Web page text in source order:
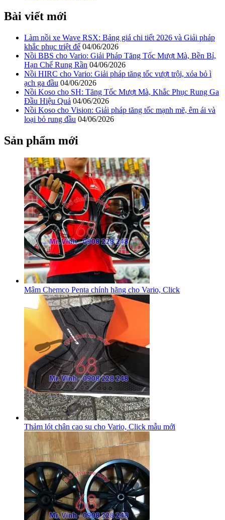
Bài viết mới
Làm nồi xe Wave RSX: Bảng giá chi tiết 2026 và Giải pháp
khắc phục triệt để 04/06/2026
Nồi BBS cho Vario: Giải Pháp Tăng Tốc Mượt Mà, Bền Bỉ,
Hạn Chế Rung Rần 04/06/2026
Nồi HIRC cho Vario: Giải pháp tăng tốc vượt trội, xóa bỏ ì
ạch ga đầu 04/06/2026
Nồi Koso cho SH: Tăng Tốc Mượt Mà, Khắc Phục Rung Ga
Đầu Hiệu Quả 04/06/2026
Nồi Koso cho Vision: Giải pháp tăng tốc mạnh mẽ, êm ái và
loại bỏ rung đầu 04/06/2026
Sản phẩm mới
Mâm Chemco Penta chính hãng cho Vario, Click
Thảm lót chân cao su cho Vario, Click mẫu mới